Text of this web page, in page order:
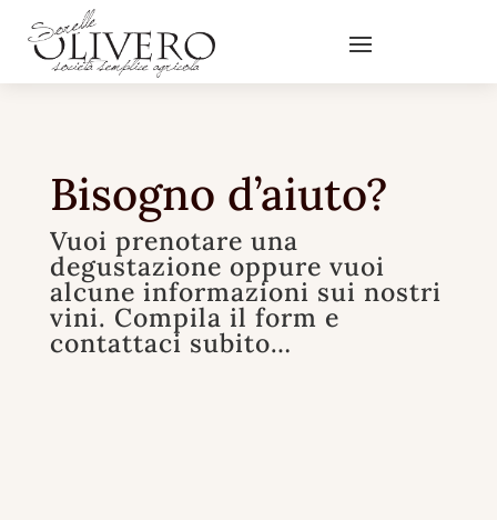
Bisogno d’aiuto?
Vuoi prenotare una
degustazione oppure vuoi
alcune informazioni sui nostri
vini. Compila il form e
contattaci subito…